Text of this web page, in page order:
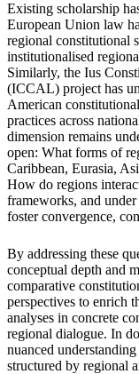
Existing scholarship
European Union law
regional constitutional
institutionalised
Similarly, the Ius
(ICCAL) project has
American
practices across
dimension remains
open: What forms of
Caribbean, Eurasia,
How do regions
frameworks, and
foster convergence,
By addressing these
conceptual depth and
comparative
perspectives to enrich
analyses in concrete
regional dialogue. In
nuanced
structured by regional